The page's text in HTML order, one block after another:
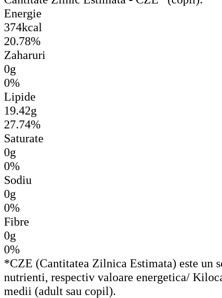
Energie
374kcal
20.78%
Zaharuri
0g
0%
Lipide
19.42g
27.74%
Saturate
0g
0%
Sodiu
0g
0%
Fibre
0g
0%
*CZE (Cantitatea Zilnica Estimata) este
nutrienti, respectiv valoare energetica/
medii (adult sau copil).